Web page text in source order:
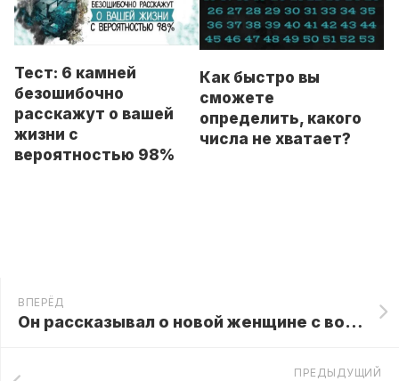
Тест: 6 камней
безошибочно
расскажут о вашей
жизни с
вероятностью 98%
Как быстро вы
сможете
определить, какого
числа не хватает?
ВПЕРЁД
Он рассказывал о новой женщине с восторгом, пока я не увидел фотографию на его телефоне
ПРЕДЫДУЩИЙ